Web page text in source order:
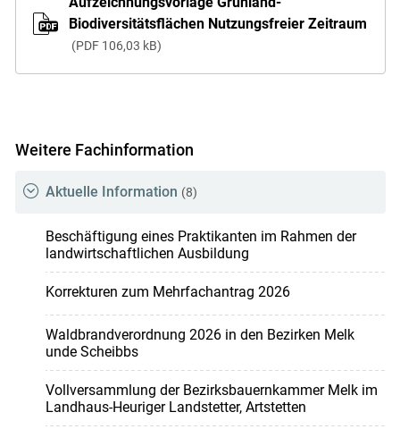
Biodiversitätsflächen Nutzungsfreier Zeitraum
PDF 106,03 kB
Weitere Fachinformation
Aktuelle Information (8)
Beschäftigung eines Praktikanten im Rahmen der
landwirtschaftlichen Ausbildung
Korrekturen zum Mehrfachantrag 2026
Waldbrandverordnung 2026 in den Bezirken Melk
unde Scheibbs
Vollversammlung der Bezirksbauernkammer Melk im
Landhaus-Heuriger Landstetter, Artstetten